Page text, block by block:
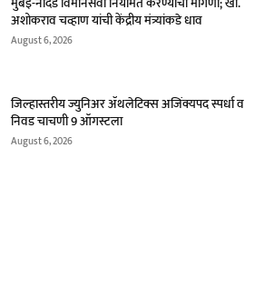
अशोकराव चव्हाण यांची केंद्रीय मंत्र्यांकडे धाव
August 6, 2026
जिल्हास्तरीय ज्युनिअर ॲथलेटिक्स अजिंक्यपद स्पर्धा व
निवड चाचणी 9 ऑगस्टला
August 6, 2026